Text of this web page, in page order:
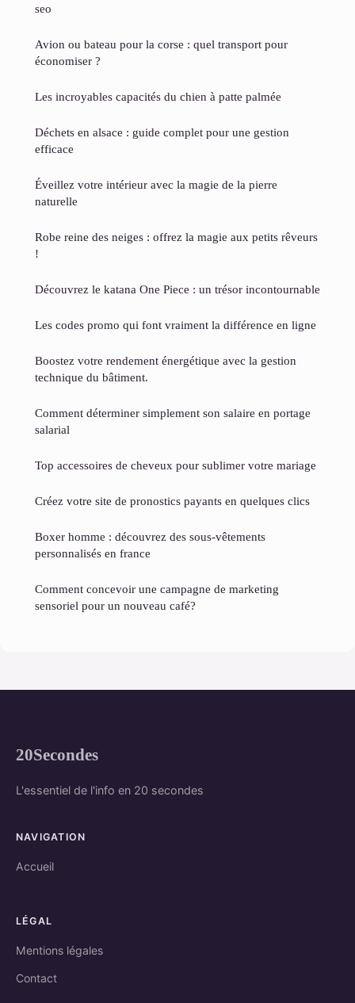
seo
Avion ou bateau pour la corse : quel transport pour
économiser ?
Les incroyables capacités du chien à patte palmée
Déchets en alsace : guide complet pour une gestion
efficace
Éveillez votre intérieur avec la magie de la pierre
naturelle
Robe reine des neiges : offrez la magie aux petits rêveurs
!
Découvrez le katana One Piece : un trésor incontournable
Les codes promo qui font vraiment la différence en ligne
Boostez votre rendement énergétique avec la gestion
technique du bâtiment.
Comment déterminer simplement son salaire en portage
salarial
Top accessoires de cheveux pour sublimer votre mariage
Créez votre site de pronostics payants en quelques clics
Boxer homme : découvrez des sous-vêtements
personnalisés en france
Comment concevoir une campagne de marketing
sensoriel pour un nouveau café?
20Secondes
L'essentiel de l'info en 20 secondes
NAVIGATION
Accueil
LÉGAL
Mentions légales
Contact